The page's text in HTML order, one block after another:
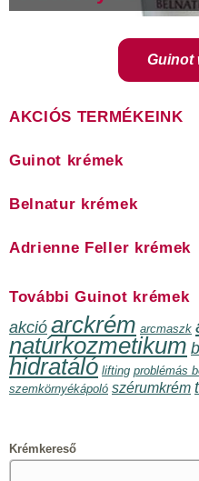
Guinot
AKCIÓS TERMÉKEINK
Guinot krémek
Belnatur krémek
Adrienne Feller krémek
További Guinot krémek
akció arckrém arcmaszk
natúrkozmetikum
hidratáló lifting problémás
szemkörnyékápoló szérumkrém
Krémkereső